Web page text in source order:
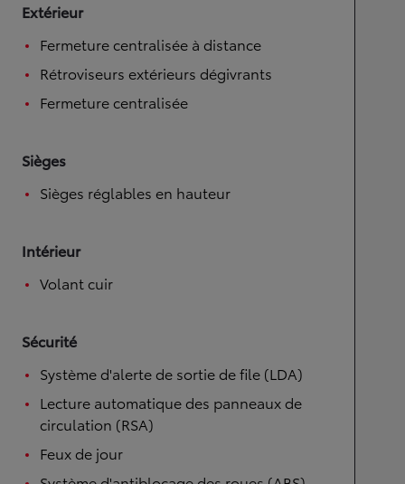
Extérieur
Fermeture centralisée à distance
Rétroviseurs extérieurs dégivrants
Fermeture centralisée
Sièges
Sièges réglables en hauteur
Intérieur
Volant cuir
Sécurité
Système d'alerte de sortie de file (LDA)
Lecture automatique des panneaux de
circulation (RSA)
Feux de jour